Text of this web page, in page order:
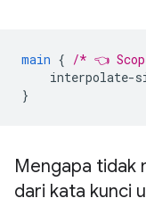
main { /* 👈
interpolate-
}
Mengapa tidak
dari kata kunci